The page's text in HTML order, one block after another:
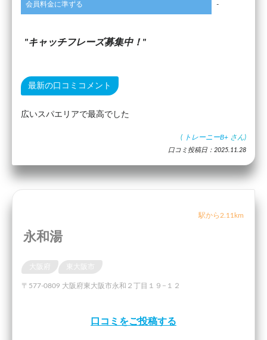
会員料金に準ずる -
キャッチフレーズ募集中！
最新の口コミコメント
広いスパエリアで最高でした
( トレーニーB+ さん)
口コミ投稿日：2025.11.28
駅から2.11km
永和湯
〒577-0809 大阪府東大阪市永和２丁目１９−１２
口コミをご投稿する